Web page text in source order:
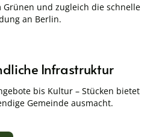
Grünen und zugleich die schnelle
an Berlin.
Infrastruktur
bis Kultur – Stücken bietet
Gemeinde ausmacht.